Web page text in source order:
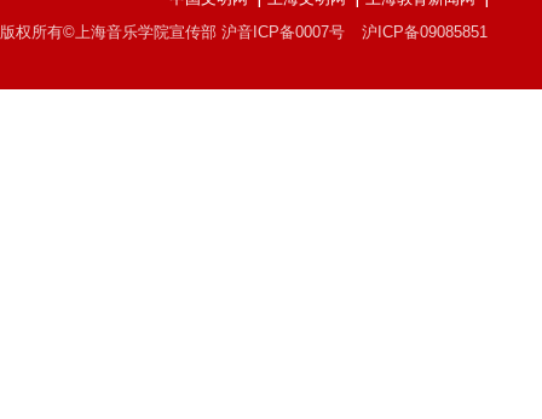
版权所有©上海音乐学院宣传部 沪音ICP备0007号
沪ICP备09085851